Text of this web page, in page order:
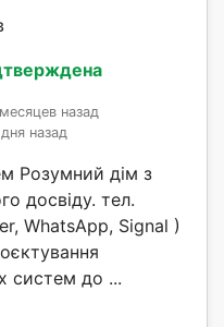
назад
назад
Розумний дім з
досвіду. тел.
WhatsApp, Signal )
систем до ...